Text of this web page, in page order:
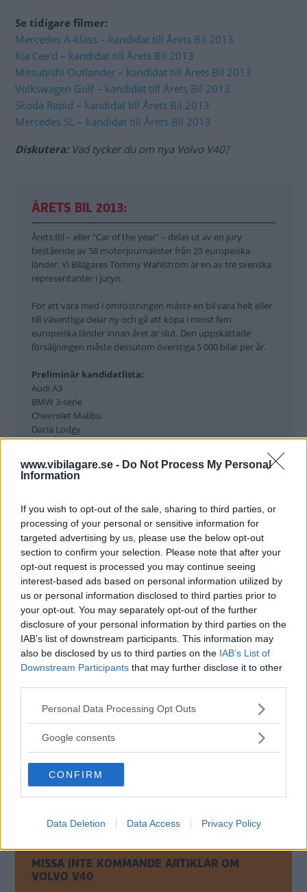
www.vibilagare.se - Do Not Process My Personal
Information
If you wish to opt-out of the sale, sharing to third parties, or
processing of your personal or sensitive information for
targeted advertising by us, please use the below opt-out
section to confirm your selection. Please note that after your
opt-out request is processed you may continue seeing
interest-based ads based on personal information utilized by
us or personal information disclosed to third parties prior to
your opt-out. You may separately opt-out of the further
disclosure of your personal information by third parties on the
IAB’s list of downstream participants. This information may
also be disclosed by us to third parties on the IAB’s List of
Downstream Participants that may further disclose it to other
Please note that this website/app uses one or more Google
not limited to your visit or usage behaviour. You may click to
use your data for below specified purposes in below Google
consent section.
Personal Data Processing Opt Outs
Google consents
CONFIRM
Data Deletion Data Access Privacy Policy
Se tidigare filmer:
Mercedes A-klass – kandidat till Årets Bil 2013
Kia Cee'd – kandidat till Årets Bil 2013
Mitsubishi Outlander – kandidat till Årets Bil 2013
Volkswagen Golf – kandidat till Årets Bil 2013
Skoda Rapid – kandidat till Årets Bil 2013
Mercedes SL – kandidat till Årets Bil 2013
Diskutera: Vad tycker du om nya Volvo V40?
ÅRETS BIL 2013:
Årets Bil – eller "Car of the year" – delas ut av en jury
bestående av 58 motorjournalister från 23 europeiska
länder. Vi Bilägares Tommy Wahlström är en av tre svenska
representanter i juryn.
För att vara med i omröstningen måste en bil vara helt eller
till väsentliga delar ny och gå att köpa i minst fem
europeiska länder innan året är slut. Den uppskattade
försäljningen måste dessutom överstiga 5 000 bilar per år.
Preliminär kandidatlista:
Audi A3
BMW 3-serie
Chevrolet Malibu
Dacia Lodgy
Fiat 500L
Honda CR-V
Kia Cee'd
Kia Optima
Mazda 6
Mercedes A-klass
Mercedes SL
Peugeot 4008/Citroën C4 Aircross/Mitsubishi ASX
Mitsubishi Outlander
Opel Adam
Opel Mokka
Peugeot 208
Porsche Boxster
Renault Clio
Skoda Rapid/Seat Toledo
Range Rover
Subaru BRZ/Toyota GT86
Subaru Impreza
Toyota Prius Plug-in Hybrid
Volkswagen Golf
Volvo V40
Volvo V60 Plug-in Hybrid
MISSA INTE KOMMANDE ARTIKLAR OM
VOLVO V40